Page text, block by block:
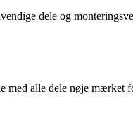
dele og
med alle dele nøje